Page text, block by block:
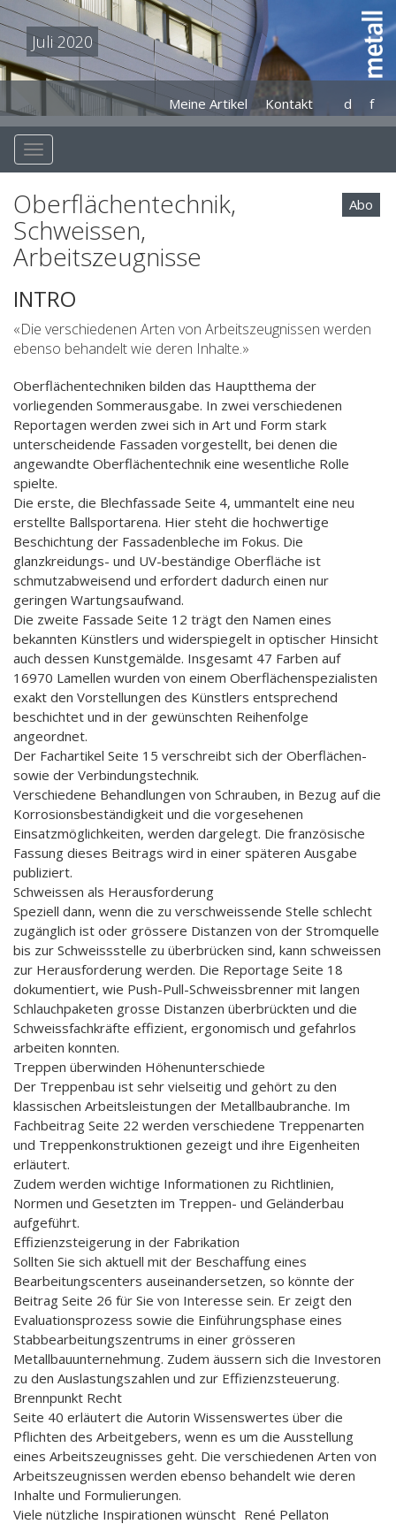
Juli 2020
Meine Artikel Kontakt d f
Abo
Oberflächentechnik,
Schweissen,
Arbeitszeugnisse
INTRO
«Die verschiedenen Arten von Arbeitszeugnissen werden
ebenso behandelt wie deren Inhalte.»
Oberflächentechniken bilden das Hauptthema der
vorliegenden Sommerausgabe. In zwei verschiedenen
Reportagen werden zwei sich in Art und Form stark
unterscheidende Fassaden vorgestellt, bei denen die
angewandte Oberflächentechnik eine wesentliche Rolle
spielte.
Die erste, die Blechfassade Seite 4, ummantelt eine neu
erstellte Ballsportarena. Hier steht die hochwertige
Beschichtung der Fassadenbleche im Fokus. Die
glanzkreidungs- und UV-beständige Oberfläche ist
schmutzabweisend und erfordert dadurch einen nur
geringen Wartungsaufwand.
Die zweite Fassade Seite 12 trägt den Namen eines
bekannten Künstlers und widerspiegelt in optischer Hinsicht
auch dessen Kunstgemälde. Insgesamt 47 Farben auf
16970 Lamellen wurden von einem Oberflächenspezialisten
exakt den Vorstellungen des Künstlers entsprechend
beschichtet und in der gewünschten Reihenfolge
angeordnet.
Der Fachartikel Seite 15 verschreibt sich der Oberflächen-
sowie der Verbindungstechnik.
Verschiedene Behandlungen von Schrauben, in Bezug auf die
Korrosionsbeständigkeit und die vorgesehenen
Einsatzmöglichkeiten, werden dargelegt. Die französische
Fassung dieses Beitrags wird in einer späteren Ausgabe
publiziert.
Schweissen als Herausforderung
Speziell dann, wenn die zu verschweissende Stelle schlecht
zugänglich ist oder grössere Distanzen von der Stromquelle
bis zur Schweissstelle zu überbrücken sind, kann schweissen
zur Herausforderung werden. Die Reportage Seite 18
dokumentiert, wie Push-Pull-Schweissbrenner mit langen
Schlauchpaketen grosse Distanzen überbrückten und die
Schweissfachkräfte effizient, ergonomisch und gefahrlos
arbeiten konnten.
Treppen überwinden Höhenunterschiede
Der Treppenbau ist sehr vielseitig und gehört zu den
klassischen Arbeitsleistungen der Metallbaubranche. Im
Fachbeitrag Seite 22 werden verschiedene Treppenarten
und Treppenkonstruktionen gezeigt und ihre Eigenheiten
erläutert.
Zudem werden wichtige Informationen zu Richtlinien,
Normen und Gesetzten im Treppen- und Geländerbau
aufgeführt.
Effizienzsteigerung in der Fabrikation
Sollten Sie sich aktuell mit der Beschaffung eines
Bearbeitungscenters auseinandersetzen, so könnte der
Beitrag Seite 26 für Sie von Interesse sein. Er zeigt den
Evaluationsprozess sowie die Einführungsphase eines
Stabbearbeitungszentrums in einer grösseren
Metallbauunternehmung. Zudem äussern sich die Investoren
zu den Auslastungszahlen und zur Effizienzsteuerung.
Brennpunkt Recht
Seite 40 erläutert die Autorin Wissenswertes über die
Pflichten des Arbeitgebers, wenn es um die Ausstellung
eines Arbeitszeugnisses geht. Die verschiedenen Arten von
Arbeitszeugnissen werden ebenso behandelt wie deren
Inhalte und Formulierungen.
Viele nützliche Inspirationen wünscht René Pellaton